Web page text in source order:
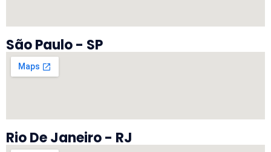
São Paulo - SP
Rio De Janeiro - RJ